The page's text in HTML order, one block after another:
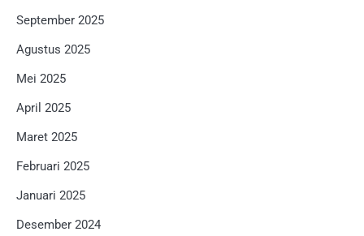
September 2025
Agustus 2025
Mei 2025
April 2025
Maret 2025
Februari 2025
Januari 2025
Desember 2024